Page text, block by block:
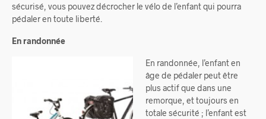
sécurisé, vous pouvez décrocher le vélo de l’enfant qui pourra
pédaler en toute liberté.
En randonnée
En randonnée, l’enfant en
âge de pédaler peut être
plus actif que dans une
remorque, et toujours en
totale sécurité ; l’enfant est